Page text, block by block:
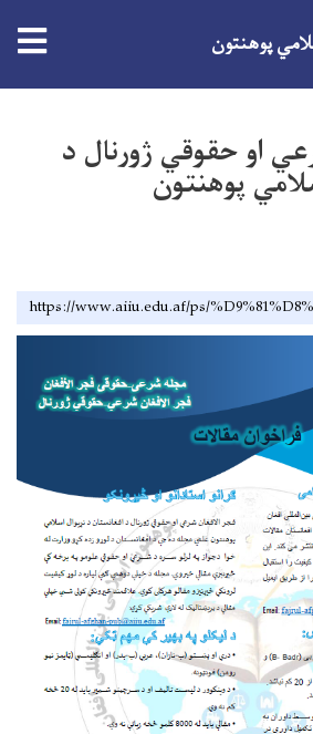
دانګل
پوهنتون
او حقوقي ژورنال د
پوهنتون
https://www.aiiu.edu.af/ps/